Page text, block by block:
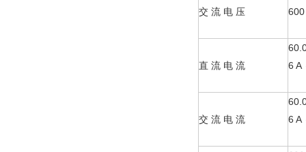
交 流 电 压
直 流 电 流
6 A
交 流 电 流
6 A